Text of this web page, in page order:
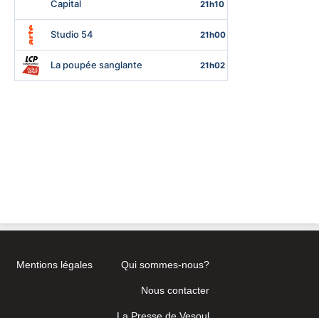
Mentions légales Qui sommes-nous?
Nous contacter